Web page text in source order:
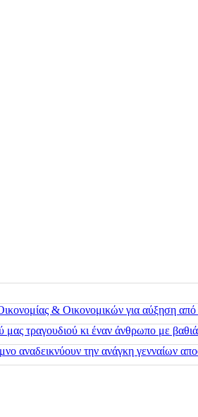
& Οικονομικών για αύξηση
τραγουδιού κι έναν άνθρωπο με βαθιά
αναδεικνύουν την ανάγκη γενναίων